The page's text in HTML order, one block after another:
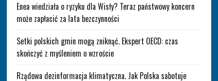
Enea wiedziała o ryzyku dla Wisły? Teraz państwowy koncern
może zapłacić za lata bezczynności
Setki polskich gmin mogą zniknąć. Ekspert OECD: czas
skończyć z myśleniem o wzroście
Rządowa dezinformacja klimatyczna. Jak Polska sabotuje